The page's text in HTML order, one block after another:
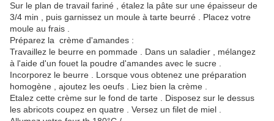
Sur le plan de travail fariné , étalez la pâte sur une épaisseur de
3/4 min , puis garnissez un moule à tarte beurré . Placez votre
moule au frais .
Préparez la crème d'amandes :
Travaillez le beurre en pommade . Dans un saladier , mélangez
à l'aide d'un fouet la poudre d'amandes avec le sucre .
Incorporez le beurre . Lorsque vous obtenez une préparation
homogène , ajoutez les oeufs . Liez bien la crème .
Etalez cette crème sur le fond de tarte . Disposez sur le dessus
les abricots coupez en quatre . Versez un filet de miel .